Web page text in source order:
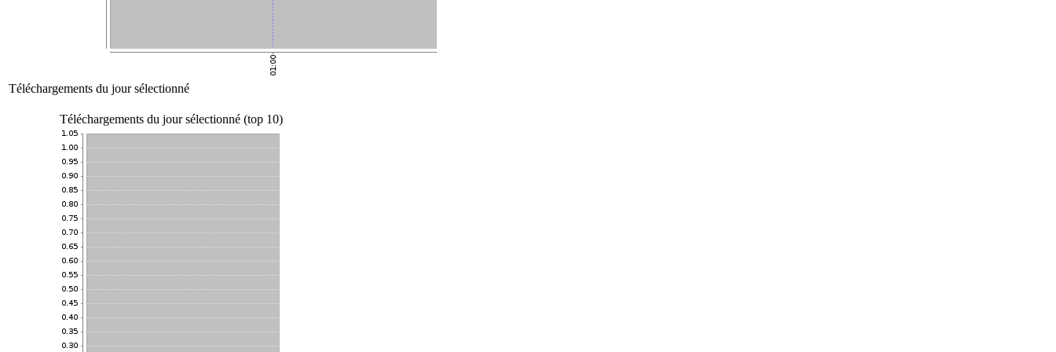
Téléchargements du jour sélectionné
Téléchargements du jour sélectionné (top 10)